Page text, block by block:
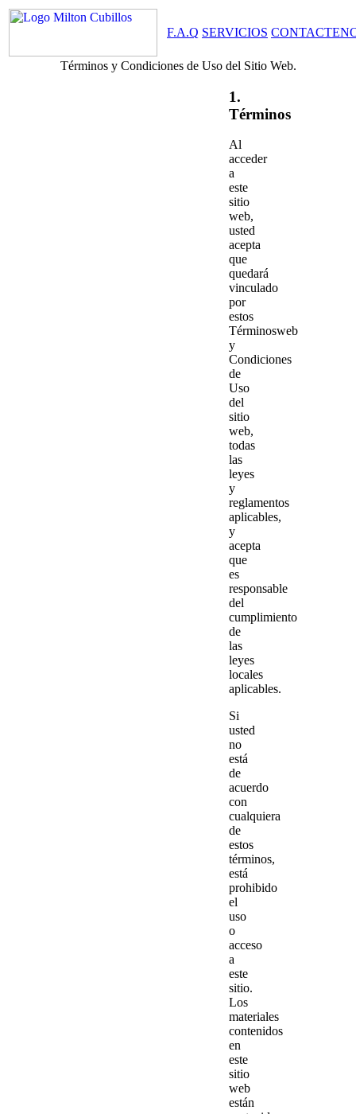
F.A.Q SERVICIOS
Términos y Condiciones de Uso del Sitio Web.
1.
Términos
Al
acceder
a
este
sitio
web,
usted
acepta
que
quedará
vinculado
por
estos
Términosweb
y
Condiciones
de
Uso
del
sitio
web,
todas
las
leyes
y
reglamentos
aplicables,
y
acepta
que
es
responsable
del
cumplimiento
de
las
leyes
locales
aplicables.
Si
usted
no
está
de
acuerdo
con
cualquiera
de
estos
términos,
está
prohibido
el
uso
o
acceso
a
este
sitio.
Los
materiales
contenidos
en
este
sitio
web
están